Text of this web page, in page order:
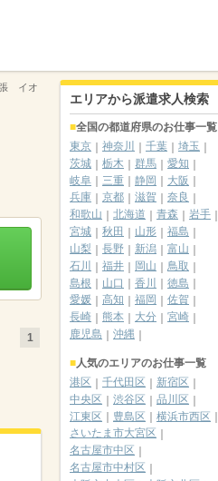
イオ
1
エリアから派遣求人検索
全国の都道府県のお仕事一覧
東京
神奈川 千葉
埼玉
茨城
栃木 群馬
愛知
岐阜
三重 静岡
大阪
兵庫
京都 滋賀
奈良
和歌山
北海道 青森
岩手
宮城
秋田 山形
福島
山梨
長野 新潟
富山
石川
福井 岡山
鳥取
島根
山口 香川
徳島
愛媛
高知 福岡
佐賀
長崎
熊本 大分
宮崎
鹿児島
沖縄
人気のエリアのお仕事一覧
港区
千代田区
新宿区
中央区
渋谷区
品川区
江東区
豊島区
横浜市西区
さいたま市大宮区
名古屋市中区
名古屋市中村区